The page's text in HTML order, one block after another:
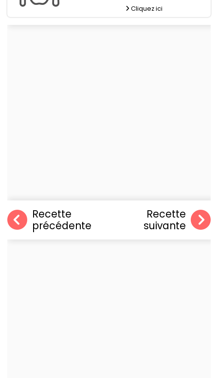
Cliquez ici
Recette
précédente
Recette
suivante